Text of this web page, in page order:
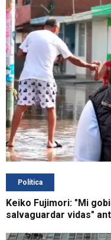
Política
Keiko Fujimori: "Mi
salvaguardar vidas"